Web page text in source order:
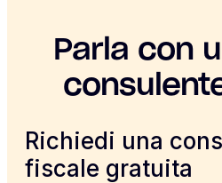
Parla con
Richiedi una
fiscale gratuita